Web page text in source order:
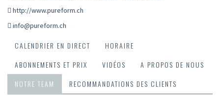
http://www.pureform.ch
info@pureform.ch
CALENDRIER EN DIRECT
HORAIRE
ABONNEMENTS ET PRIX
VIDÉOS
A PROPOS DE NOUS
NOTRE TEAM
RECOMMANDATIONS DES CLIENTS